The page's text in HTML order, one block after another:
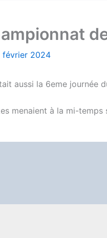
février 2024
aussi la 6eme journée
menaient à la mi-